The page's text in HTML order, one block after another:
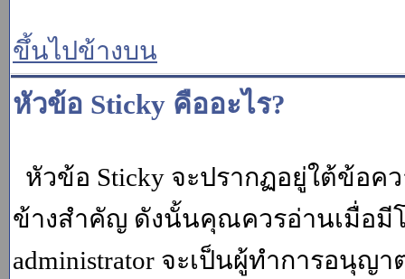
ขึ้นไปข้างบน
หัวข้อ Sticky คืออะไร?
หัวข้อ Sticky จะปรากฏอยู่ใต้ข้อค
ข้างสำคัญ ดังนั้นคุณควรอ่านเมื่อมี
administrator จะเป็นผู้ทำการอนุ